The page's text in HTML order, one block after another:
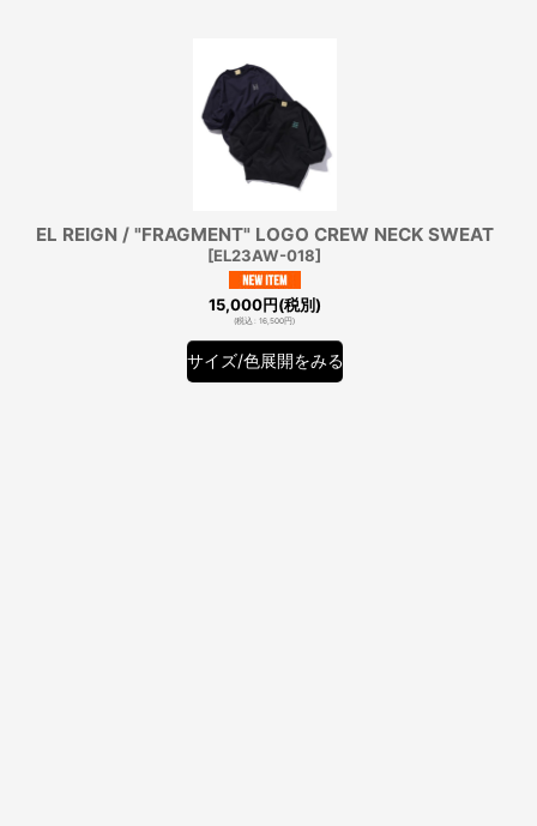
EL REIGN / "FRAGMENT" LOGO CREW NECK SWEAT
[EL23AW-018]
15,000円(税別)
(税込: 16,500円)
サイズ/色展開をみる